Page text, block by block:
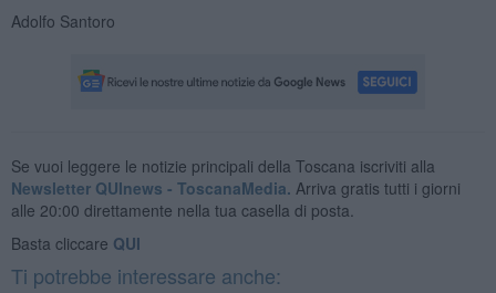
Adolfo Santoro
Se vuoi leggere le notizie principali della Toscana iscriviti alla
Newsletter QUInews - ToscanaMedia. Arriva gratis tutti i giorni
alle 20:00 direttamente nella tua casella di posta.
Basta cliccare QUI
Ti potrebbe interessare anche: